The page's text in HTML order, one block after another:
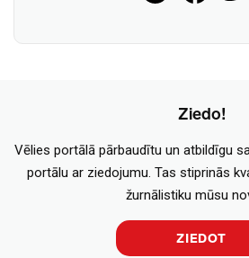
Ziedo!
Vēlies portālā pārbaudītu un atbildīgu
portālu ar ziedojumu. Tas stiprinās
žurnālistiku mūsu
ZIEDOT